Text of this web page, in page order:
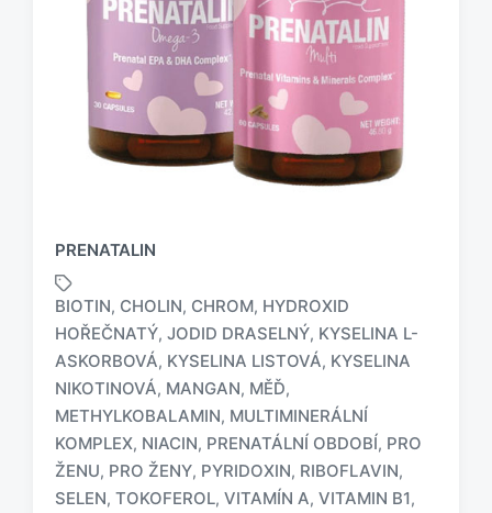
PRENATALIN
z
n
a
BIOTIN, CHOLIN, CHROM, HYDROXID
HOŘEČNATÝ, JODID DRASELNÝ, KYSELINA L-
ASKORBOVÁ, KYSELINA LISTOVÁ, KYSELINA
NIKOTINOVÁ, MANGAN, MĚĎ,
METHYLKOBALAMIN, MULTIMINERÁLNÍ
KOMPLEX, NIACIN, PRENATÁLNÍ OBDOBÍ, PRO
ŽENU, PRO ŽENY, PYRIDOXIN, RIBOFLAVIN,
SELEN, TOKOFEROL, VITAMÍN A, VITAMIN B1,